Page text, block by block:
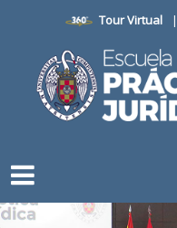
Tour Virtual |